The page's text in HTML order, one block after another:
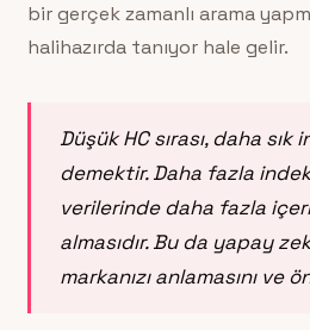
bir gerçek zamanlı arama
halihazırda tanıyor hale gelir.
Düşük HC sırası, daha sık
demektir. Daha fazla
verilerinde daha fazla
almasıdır. Bu da yapay
markanızı anlamasını ve